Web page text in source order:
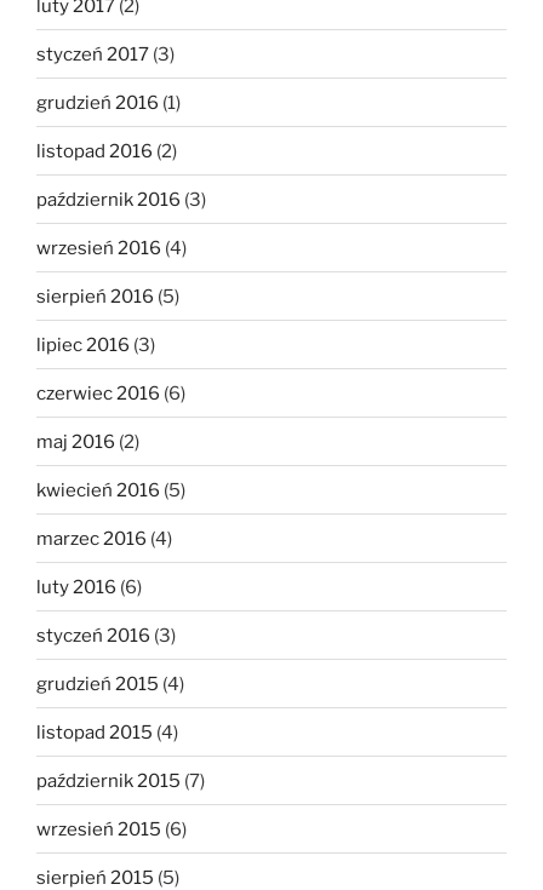
luty 2017 (2)
styczeń 2017 (3)
grudzień 2016 (1)
listopad 2016 (2)
październik 2016 (3)
wrzesień 2016 (4)
sierpień 2016 (5)
lipiec 2016 (3)
czerwiec 2016 (6)
maj 2016 (2)
kwiecień 2016 (5)
marzec 2016 (4)
luty 2016 (6)
styczeń 2016 (3)
grudzień 2015 (4)
listopad 2015 (4)
październik 2015 (7)
wrzesień 2015 (6)
sierpień 2015 (5)